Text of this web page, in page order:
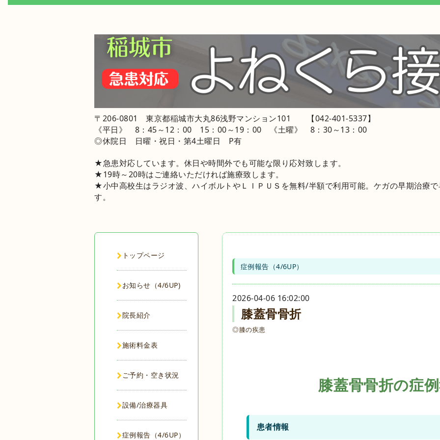
〒206-0801 東京都稲城市大丸86浅野マンション101 【042-401-5337】
《平日》 8：45～12：00 15：00～19：00 《土曜》 8：30～13：00
◎休院日 日曜・祝日・第4土曜日 P有
★急患対応しています。休日や時間外でも可能な限り応対致します。
★19時～20時はご連絡いただければ施療致します。
★小中高校生はラジオ波、ハイボルトやＬＩＰＵＳを無料/半額で利用可能。ケガの早期治療
す。
症例報告（4/6UP）
2026-04-06 16:02:00
膝蓋骨骨折
◎膝の疾患
膝蓋骨骨折の症
患者情報
トップページ
お知らせ（4/6UP)
院長紹介
施術料金表
ご予約・空き状況
設備/治療器具
症例報告（4/6UP）